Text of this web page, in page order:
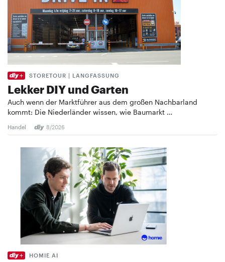
STORETOUR | LANGFASSUNG
Lekker DIY und Garten
Auch wenn der Marktführer aus dem großen Nachbarland
kommt: Die Niederländer wissen, wie Baumarkt …
Handel 8/2026
HOMIE AI